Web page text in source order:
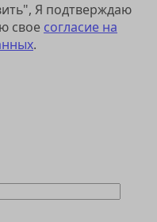
Я подтверждаю
свое согласие на
.